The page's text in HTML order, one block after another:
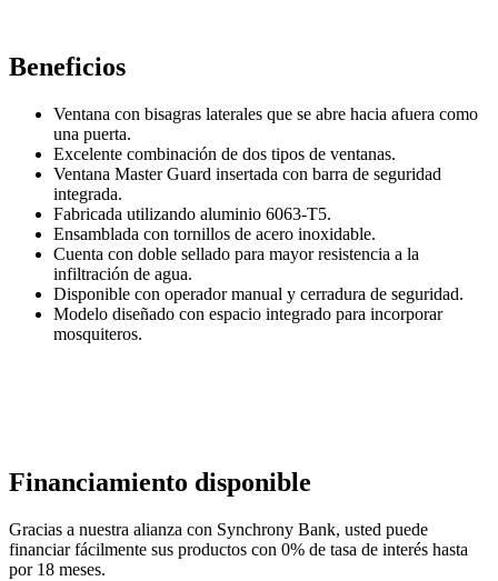
Beneficios
Ventana con bisagras laterales que se abre hacia afuera como
una puerta.
Excelente combinación de dos tipos de ventanas.
Ventana Master Guard insertada con barra de seguridad
integrada.
Fabricada utilizando aluminio 6063-T5.
Ensamblada con tornillos de acero inoxidable.
Cuenta con doble sellado para mayor resistencia a la
infiltración de agua.
Disponible con operador manual y cerradura de seguridad.
Modelo diseñado con espacio integrado para incorporar
mosquiteros.
Financiamiento disponible
Gracias a nuestra alianza con Synchrony Bank, usted puede
financiar fácilmente sus productos con 0% de tasa de interés hasta
por 18 meses.